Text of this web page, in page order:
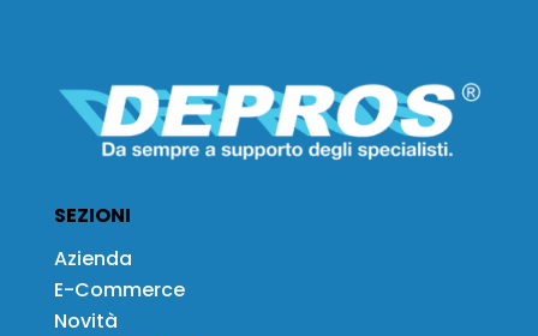
SEZIONI
Azienda
E-Commerce
Novità